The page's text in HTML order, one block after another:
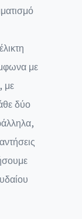
με
με
δύο